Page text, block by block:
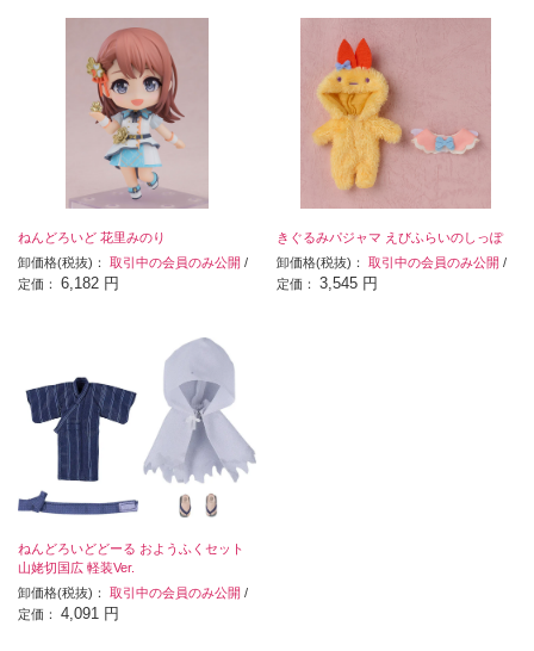
ねんどろいど 花里みのり
卸価格(税抜)： 取引中の会員のみ公開 /
定価： 6,182 円
きぐるみパジャマ えびふらいのしっぽ
卸価格(税抜)：取引中の会員のみ公開 /
定価：3,545 円
ねんどろいどどーる おようふくセット
山姥切国広 軽装Ver.
卸価格(税抜)： 取引中の会員のみ公開 /
定価： 4,091 円